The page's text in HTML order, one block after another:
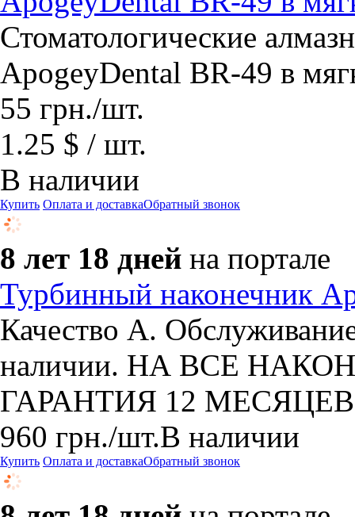
Стоматологические
ApogeyDental BR-49 в
55 грн./шт.
1.25 $ / шт.
В наличии
Купить Оплата и доставкаОбратный звонок
8 лет 18 дней на портале
Турбинный наконечник
Качество А.
наличии. НА ВСЕ
ГАРАНТИЯ 12
960 грн./шт.В наличии
Купить Оплата и доставкаОбратный звонок